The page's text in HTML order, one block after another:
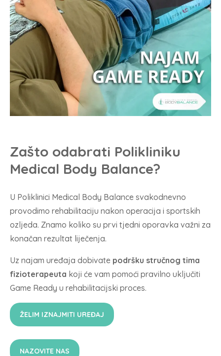
Zašto odabrati Polikliniku
Medical Body Balance?
U Poliklinici Medical Body Balance svakodnevno
provodimo rehabilitaciju nakon operacija i sportskih
ozljeda. Znamo koliko su prvi tjedni oporavka važni za
konačan rezultat liječenja.
Uz najam uređaja dobivate podršku stručnog tima
fizioterapeuta koji će vam pomoći pravilno uključiti
Game Ready u rehabilitacijski proces.
ŽELIM IZNAJMITI UREĐAJ
NAZOVITE NAS